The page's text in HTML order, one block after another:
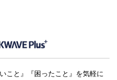
こと』『困ったこと』を気軽に